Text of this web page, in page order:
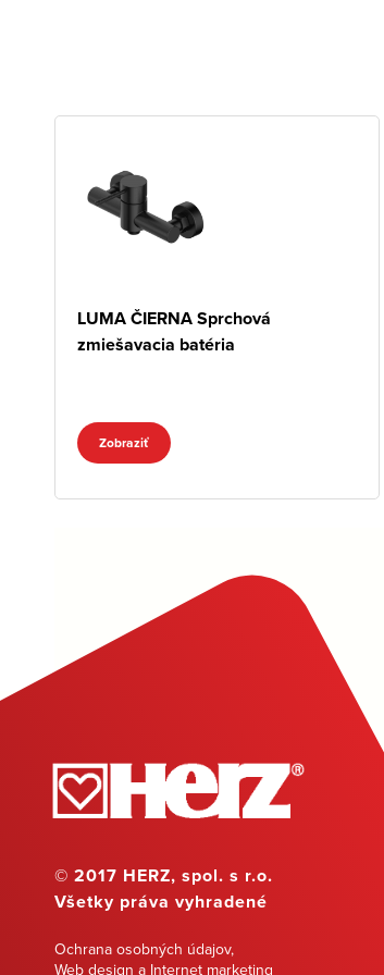
LUMA ČIERNA Sprchová
zmiešavacia batéria
Zobraziť
© 2017 HERZ, spol. s r.o.
Všetky práva vyhradené
Ochrana osobných údajov,
Web design a Internet marketing